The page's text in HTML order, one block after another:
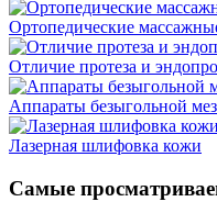
Ортопедические
Отличие протеза и
Аппараты безыгольной
Лазерная шлифовка кожи
Самые